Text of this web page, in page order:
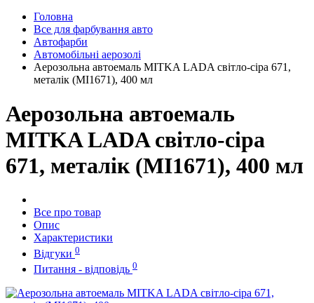
Головна
Все для фарбування авто
Автофарби
Автомобільні аерозолі
Аерозольна автоемаль MITKA LADA світло-сіра 671,
металік (MI1671), 400 мл
Аерозольна автоемаль
MITKA LADA світло-сіра
671, металік (MI1671), 400 мл
Все про товар
Опис
Характеристики
Відгуки 0
Питання - відповідь 0